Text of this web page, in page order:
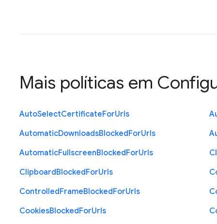
Mais políticas em
AutoSelectCertificateForUrls
AutomaticDownloadsBlockedForUrls
AutomaticFullscreenBlockedForUrls
ClipboardBlockedForUrls
ControlledFrameBlockedForUrls
CookiesBlockedForUrls